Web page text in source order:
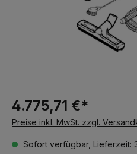
4.775,71 €*
Preise inkl. MwSt. zzgl.
Sofort verfügbar, Lieferzeit: